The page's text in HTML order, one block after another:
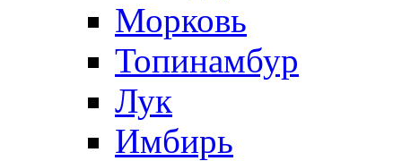
Морковь
Топинамбур
Лук
Имбирь